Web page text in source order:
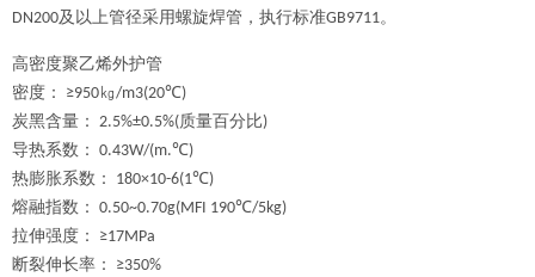
DN200及以上管径采用螺旋焊管，执行标准GB9711。
高密度聚乙烯外护管
密度：
≥950 ㎏/m3(20℃)
炭黑含量： 2.5%±0.5%(质量百分比)
导热系数： 0.43W/(m.℃)
热膨胀系数：
180×10-6(1℃)
熔融指数： 0.50~0.70g(MFI 190℃/5kg)
拉伸强度：
≥17MPa
断裂伸长率：
≥350%